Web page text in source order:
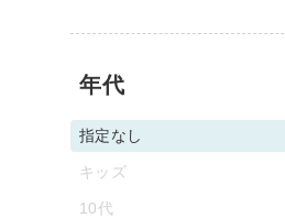
年代
指定なし
キッズ
10代